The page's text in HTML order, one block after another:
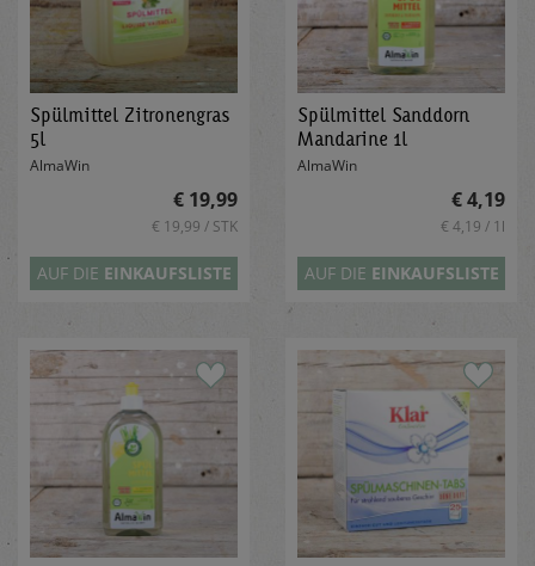
Spülmittel Zitronengras
5l
AlmaWin
€ 19,99
€ 19,99 / STK
AUF DIE EINKAUFSLISTE
Spülmittel Sanddorn
Mandarine 1l
AlmaWin
€ 4,19
€ 4,19 / 1l
AUF DIE EINKAUFSLISTE